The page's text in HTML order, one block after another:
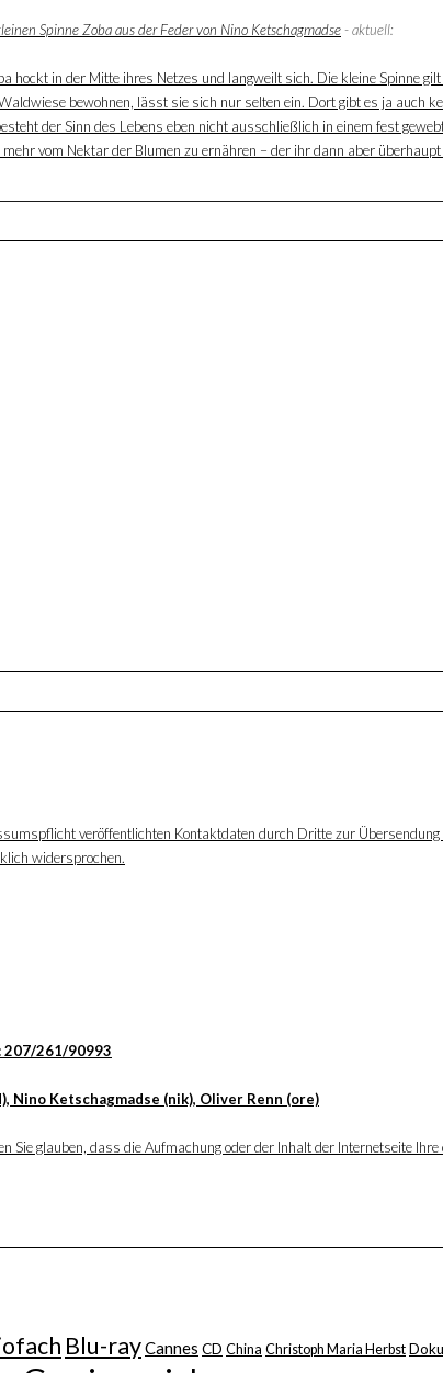
Spinne Zoba aus der Feder von Nino Ketschagmadse- aktuell:
hockt in der Mitte ihres Netzes und langweilt sich. Die kleine Spinne
bewohnen, lässt sie sich nur selten ein. Dort gibt es ja auch
der Sinn des Lebens eben nicht ausschließlich in einem fest
vom Nektar der Blumen zu ernähren – der ihr dann aber überhaupt
veröffentlichten Kontaktdaten durch Dritte zur
widersprochen.
207/261/90993
Nino Ketschagmadse (nik), Oliver Renn (ore)
Sie glauben, dass die Aufmachung oder der Inhalt der Internetseite
Blu-rayCannes CD China Christoph Maria HerbstDoku